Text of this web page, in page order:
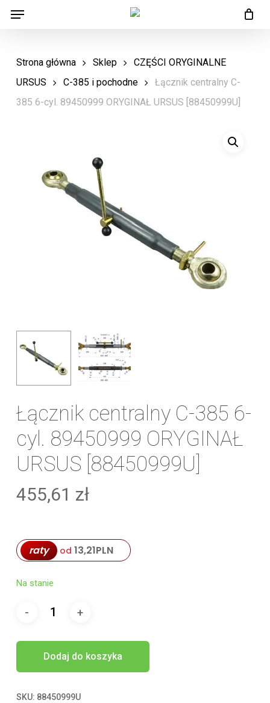
Skip
content
Menu
Strona główna Sklep
CZĘŚCI ORYGINALNE
URSUS
C-385 i pochodne
Łącznik centralny C-
385 6-cyl. 89450999 ORYGINAŁ URSUS [88450999U]
Łącznik centralny C-385 6-
cyl. 89450999 ORYGINAŁ
URSUS [88450999U]
455,61 zł
raty od 13,21PLN
Na stanie
Dodaj do koszyka
SKU: 88450999U
Menu